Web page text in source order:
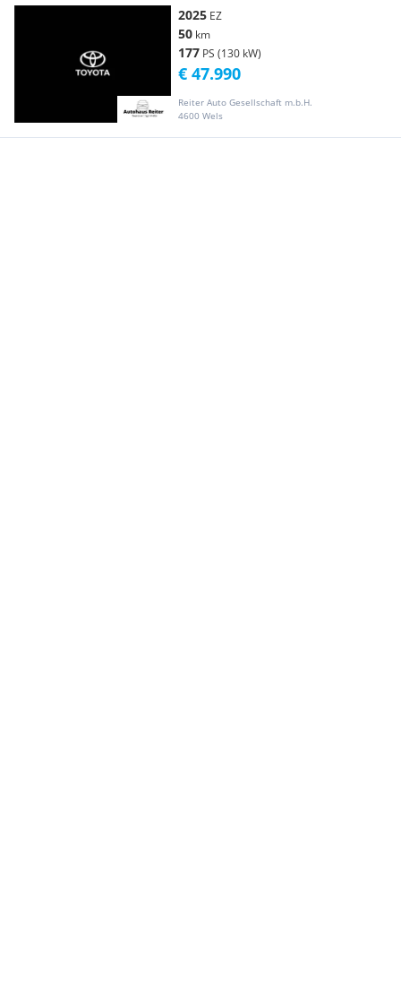
2025 EZ
50 km
177 PS (130 kW)
Reiter Auto Gesellschaft m.b.H.
4600 Wels
€ 47.990